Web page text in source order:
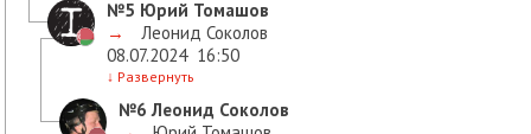
№5 Юрий Томашов
→
Леонид Соколов
08.07.2024 16:50
↓ Развернуть
№6 Леонид Соколов